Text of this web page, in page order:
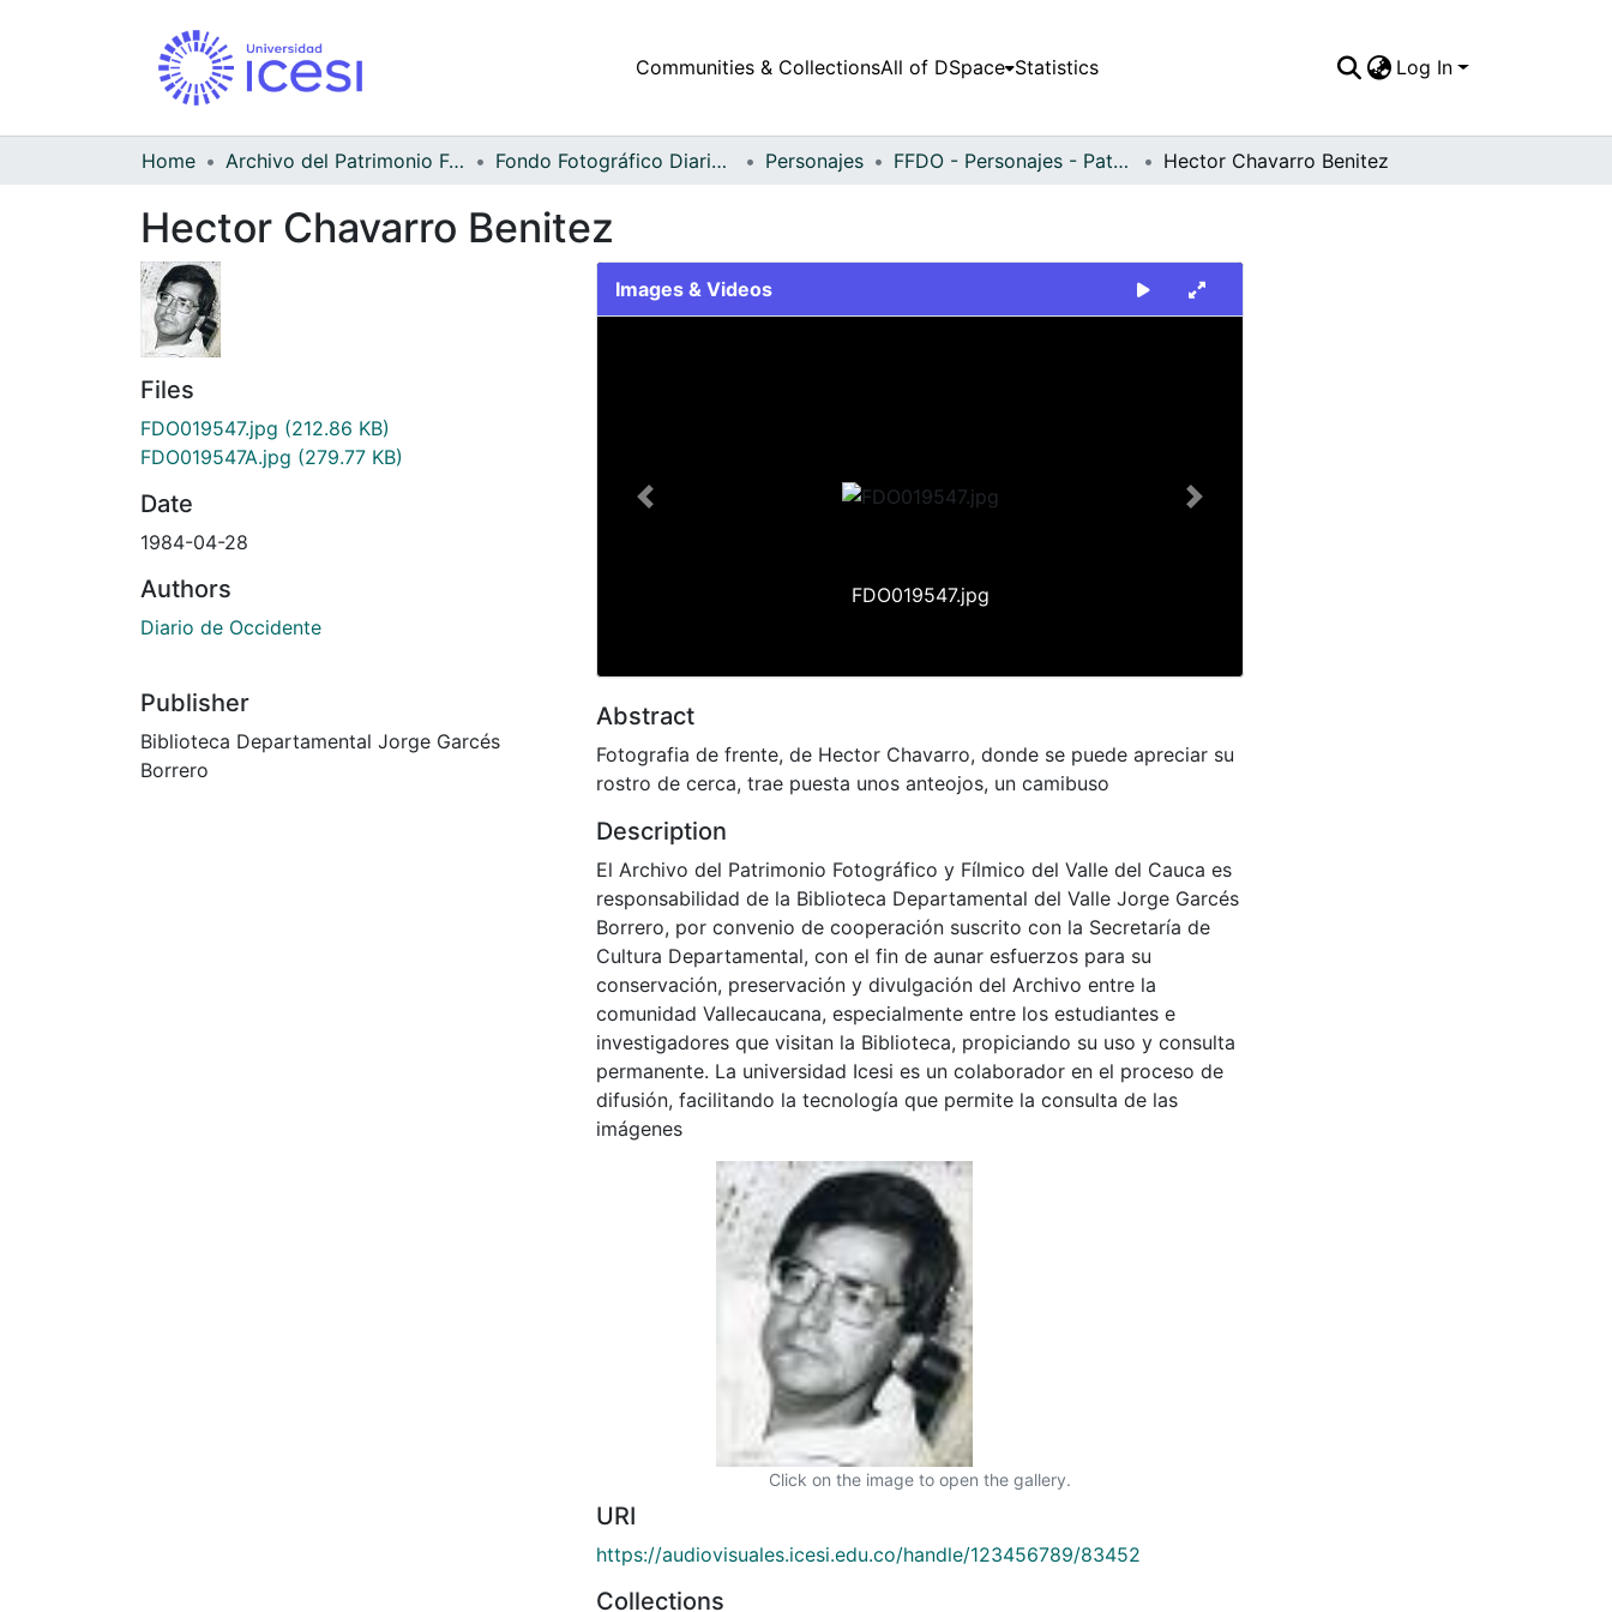
Communities & CollectionsAll of DSpace Statistics Log In
Home Archivo del Patrimonio Fotográfico y Fílmico del Valle del Cauca Fondo Fotográfico Diario Occidente Personajes FFDO - Personajes - Patrimonial Hector Chavarro Benitez
Hector Chavarro Benitez
Files
FDO019547.jpg (212.86 KB)
FDO019547A.jpg (279.77 KB)
Date
1984-04-28
Authors
Diario de Occidente
Publisher
Biblioteca Departamental Jorge Garcés
Borrero
Images & Videos
FDO019547.jpg
Previous Next
Abstract
Fotografia de frente, de Hector Chavarro, donde se puede apreciar su
rostro de cerca, trae puesta unos anteojos, un camibuso
Description
El Archivo del Patrimonio Fotográfico y Fílmico del Valle del Cauca es
responsabilidad de la Biblioteca Departamental del Valle Jorge Garcés
Borrero, por convenio de cooperación suscrito con la Secretaría de
Cultura Departamental, con el fin de aunar esfuerzos para su
conservación, preservación y divulgación del Archivo entre la
comunidad Vallecaucana, especialmente entre los estudiantes e
investigadores que visitan la Biblioteca, propiciando su uso y consulta
permanente. La universidad Icesi es un colaborador en el proceso de
difusión, facilitando la tecnología que permite la consulta de las
imágenes
Click on the image to open the gallery.
URI
https://audiovisuales.icesi.edu.co/handle/123456789/83452
Collections